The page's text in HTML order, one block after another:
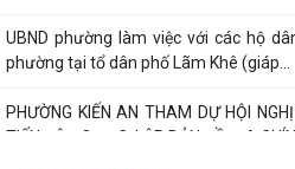
UBND phường làm việc với các hộ
phường tại tổ dân phố Lãm Khê (giáp...
PHƯỜNG KIẾN AN THAM DỰ HỘI
TIẾN ĐỘ ĐO ĐẠC, LẬP BẢN ĐỒ ĐỊA